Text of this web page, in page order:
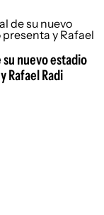
nuevo estadio
Rafael Radi